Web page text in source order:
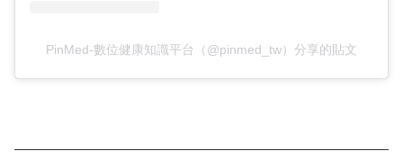
PinMed-數位健康知識平台（@pinmed_tw）分享的貼文